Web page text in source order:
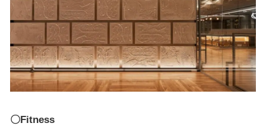
〇Fitness